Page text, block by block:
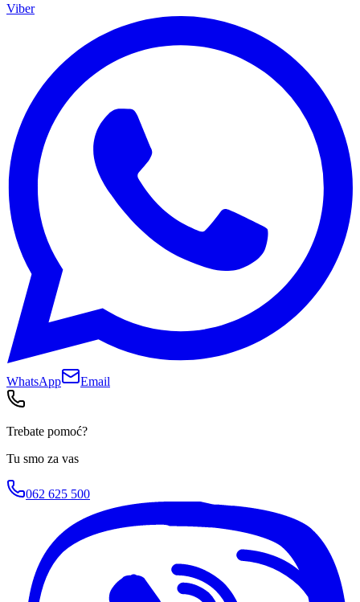
Viber
WhatsApp Email
Trebate pomoć?
Tu smo za vas
062 625 500